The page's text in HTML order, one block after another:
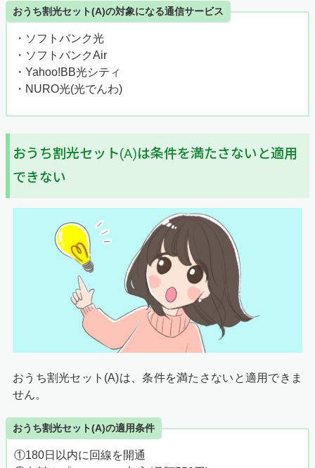
おうち割光セット(A)の対象になる通信サービス
・ソフトバンク光
・ソフトバンクAir
・Yahoo!BB光シティ
・NURO光(光でんわ)
おうち割光セット(A)は条件を満たさないと適用
できない
おうち割光セット(A)は、条件を満たさないと適用できま
せん。
おうち割光セット(A)の適用条件
①180日以内に回線を開通